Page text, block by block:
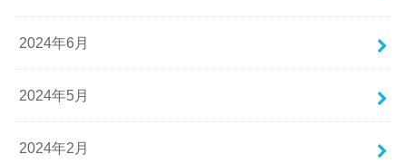
2024年6月
2024年5月
2024年2月